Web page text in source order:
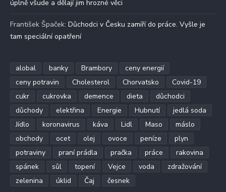
úplně všude a dělají jim hrozné věci
František Špaček: Důchodci v Česku zamíří do práce. Vyšle je
tam speciální opatření
alobal banky Brambory
ceny energií
ceny potravin
Cholesterol Chorvatsko
Covid-19
cukr
cukrovka demence dieta
důchodci
důchody
elektřina Energie Hubnutí
jedlá soda
Jídlo
koronavirus káva Lidl Maso
máslo
obchody
ocet olej ovoce peníze
plyn
potraviny
praní prádla pračka práce
rakovina
spánek
sůl topení Vejce voda
zdražování
zelenina
úklid Čaj česnek